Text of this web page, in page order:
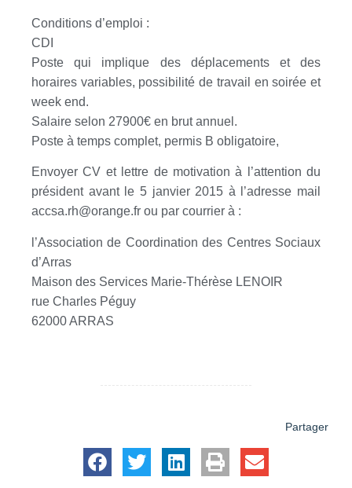
Conditions d’emploi :
CDI
Poste qui implique des déplacements et des
horaires variables, possibilité de travail en soirée et
week end.
Salaire selon 27900€ en brut annuel.
Poste à temps complet, permis B obligatoire,
Envoyer CV et lettre de motivation à l’attention du
président avant le 5 janvier 2015 à l’adresse mail
accsa.rh@orange.fr ou par courrier à :
l’Association de Coordination des Centres Sociaux
d’Arras
Maison des Services Marie-Thérèse LENOIR
rue Charles Péguy
62000 ARRAS
Partager